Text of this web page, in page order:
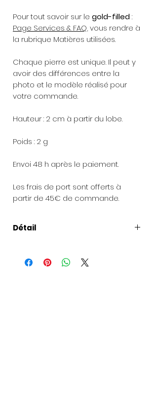
Pour tout savoir sur le gold-filled:
Page Services & FAQ, vous rendre à
la rubrique Matières utilisées.
Chaque pierre est unique. Il peut y
avoir des différences entre la
photo et le modèle réalisé pour
votre commande.
Hauteur : 2 cm à partir du lobe.
Poids : 2 g
Envoi 48 h après le paiement.
Les frais de port sont offerts à
partir de 45€ de commande.
Détail
Chaque bijou est livré dans une
pochette en organza et une petite